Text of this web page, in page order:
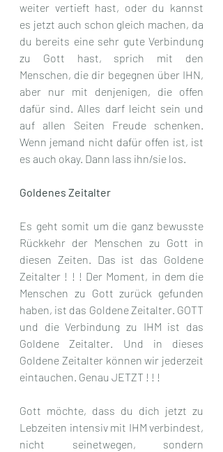
weiter vertieft hast, oder du kannst
es jetzt auch schon gleich machen, da
du bereits eine sehr gute Verbindung
zu Gott hast, sprich mit den
Menschen, die dir begegnen über IHN,
aber nur mit denjenigen, die offen
dafür sind. Alles darf leicht sein und
auf allen Seiten Freude schenken.
Wenn jemand nicht dafür offen ist, ist
es auch okay. Dann lass ihn/sie los.
Goldenes Zeitalter
Es geht somit um die ganz bewusste
Rückkehr der Menschen zu Gott in
diesen Zeiten. Das ist das Goldene
Zeitalter ! ! ! Der Moment, in dem die
Menschen zu Gott zurück gefunden
haben, ist das Goldene Zeitalter. GOTT
und die Verbindung zu IHM ist das
Goldene Zeitalter. Und in dieses
Goldene Zeitalter können wir jederzeit
eintauchen. Genau JETZT ! ! !
Gott möchte, dass du dich jetzt zu
Lebzeiten intensiv mit IHM verbindest,
nicht seinetwegen, sondern